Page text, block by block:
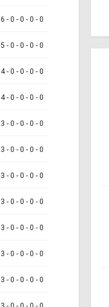
6 - 0 - 0 - 0 - 0
5 - 0 - 0 - 0 - 0
4 - 0 - 0 - 0 - 0
4 - 0 - 0 - 0 - 0
3 - 0 - 0 - 0 - 0
3 - 0 - 0 - 0 - 0
3 - 0 - 0 - 0 - 0
3 - 0 - 0 - 0 - 0
3 - 0 - 0 - 0 - 0
3 - 0 - 0 - 0 - 0
3 - 0 - 0 - 0 - 0